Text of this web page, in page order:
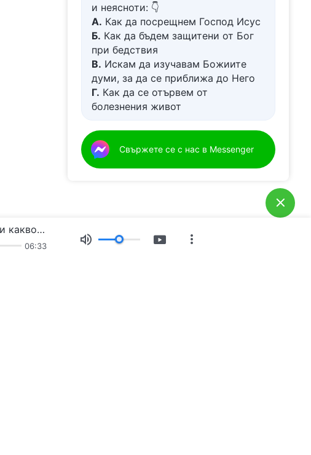
и неясноти: 👇
А. Как да посрещнем Господ Исус
Б. Как да бъдем защитени от Бог
при бедствия
В. Искам да изучавам Божиите
думи, за да се приближа до Него
Г. Как да се отървем от
болезнения живот
Свържете се с нас в Messenger
Ежедневни Божии слова: Нравът на Бог, кой е Той и какво притежава | Откъс 249
06:33